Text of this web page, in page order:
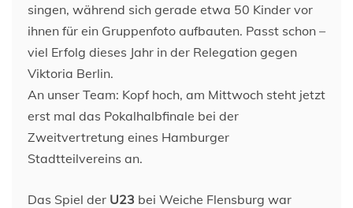
singen, während sich gerade etwa 50 Kinder vor
ihnen für ein Gruppenfoto aufbauten. Passt schon –
viel Erfolg dieses Jahr in der Relegation gegen
Viktoria Berlin.
An unser Team: Kopf hoch, am Mittwoch steht jetzt
erst mal das Pokalhalbfinale bei der
Zweitvertretung eines Hamburger
Stadtteilvereins an.
Das Spiel der U23 bei Weiche Flensburg war